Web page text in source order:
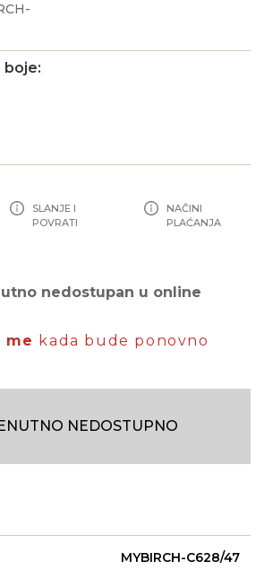
boje:
SLANJE I
POVRATI
NAČINI
PLAĆANJA
nedostupan u online
kada bude ponovno
NEDOSTUPNO
MYBIRCH-C628/47